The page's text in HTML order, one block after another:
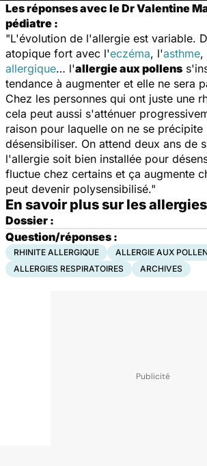
Les réponses avec le Dr Valentine
pédiatre :
"L'évolution de l'allergie est variable.
atopique fort avec l'eczéma, l'asthme,
allergique… l'allergie aux pollens
tendance à augmenter et elle ne sera
Chez les personnes qui ont juste une
cela peut aussi s'atténuer
raison pour laquelle on ne se précipite
désensibiliser. On attend deux ans de
l'allergie soit bien installée pour
fluctue chez certains et ça augmente
peut devenir polysensibilisé."
En savoir plus sur les
Dossier :
Question/réponses :
RHINITE ALLERGIQUE
ALLERGIE AUX
ALLERGIES RESPIRATOIRES
ARCHIVES